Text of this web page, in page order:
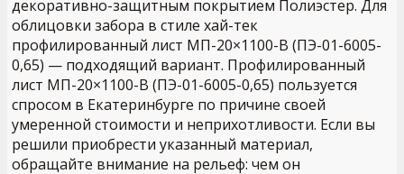
декоративно-защитным покрытием Полиэстер. Для
облицовки забора в стиле хай-тек
профилированный лист МП-20×1100-B (ПЭ-01-6005-
0,65) — подходящий вариант. Профилированный
лист МП-20×1100-B (ПЭ-01-6005-0,65) пользуется
спросом в Екатеринбурге по причине своей
умеренной стоимости и неприхотливости. Если вы
решили приобрести указанный материал,
обращайте внимание на рельеф: чем он